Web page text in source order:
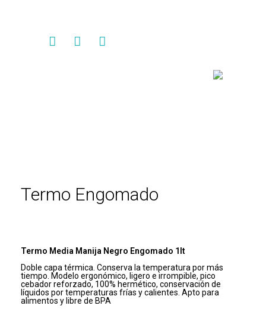
Termo Engomado
Termo Media Manija Negro Engomado 1lt
Doble capa térmica. Conserva la temperatura por más
tiempo. Modelo ergonómico, ligero e irrompible, pico
cebador reforzado, 100% hermético, conservación de
líquidos por temperaturas frías y calientes. Apto para
alimentos y libre de BPA